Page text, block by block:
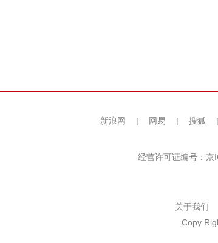
新浪网 | 网易 | 搜狐 |
经营许可证编号：京
关于我们
Copy